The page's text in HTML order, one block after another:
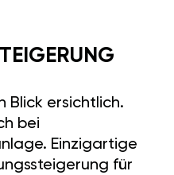
Blick ersichtlich.
bei
Einzigartige
für